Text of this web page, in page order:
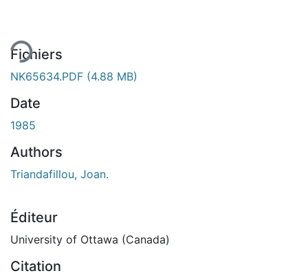
Fichiers
NK65634.PDF (4.88 MB)
Date
1985
Authors
Triandafillou, Joan.
Éditeur
University of Ottawa (Canada)
Citation